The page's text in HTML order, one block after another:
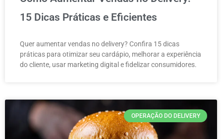
15 Dicas Práticas e Eficientes
Quer aumentar vendas no delivery? Confira 15 dicas
práticas para otimizar seu cardápio, melhorar a experiência
do cliente, usar marketing digital e fidelizar consumidores.
OPERAÇÃO DO DELIVERY